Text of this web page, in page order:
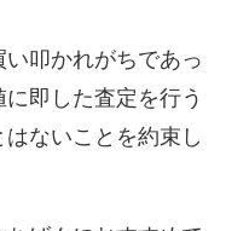
い叩かれがちであっ
即した査定を行う
ないことを約束し